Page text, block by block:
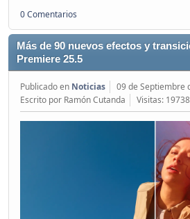
0 Comentarios
Más de 90 nuevos efectos y
Premiere 25.5
Publicado en Noticias
09 de Septiembre
Escrito por Ramón Cutanda
Visitas: 19738